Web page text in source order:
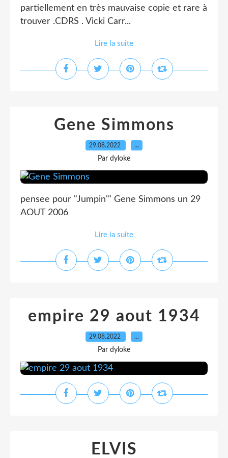
partiellement en très mauvaise copie et rare à
trouver .CDRS . Vicki Carr...
Lire la suite
Gene Simmons
29.08.2022 …
Par dyloke
pensee pour "Jumpin'" Gene Simmons un 29
AOUT 2006
Lire la suite
empire 29 aout 1934
29.08.2022 …
Par dyloke
ELVIS